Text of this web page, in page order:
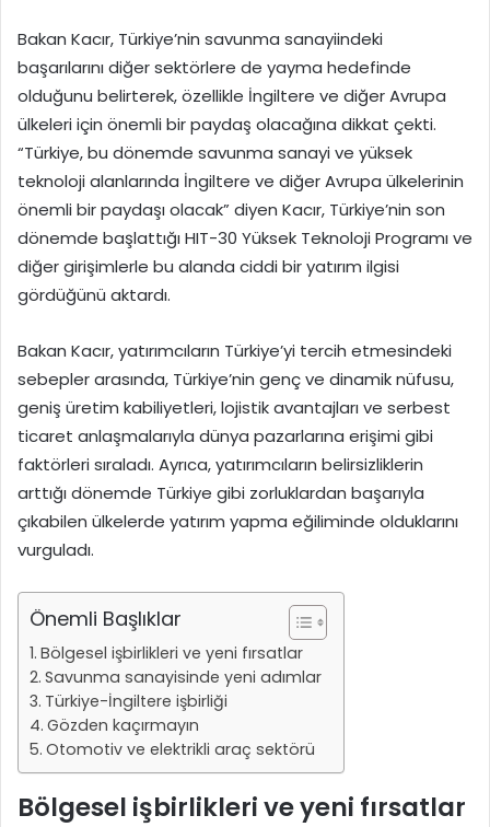
Bakan Kacır, Türkiye’nin savunma sanayiindeki
başarılarını diğer sektörlere de yayma hedefinde
olduğunu belirterek, özellikle İngiltere ve diğer Avrupa
ülkeleri için önemli bir paydaş olacağına dikkat çekti.
“Türkiye, bu dönemde savunma sanayi ve yüksek
teknoloji alanlarında İngiltere ve diğer Avrupa ülkelerinin
önemli bir paydaşı olacak” diyen Kacır, Türkiye’nin son
dönemde başlattığı HIT-30 Yüksek Teknoloji Programı ve
diğer girişimlerle bu alanda ciddi bir yatırım ilgisi
gördüğünü aktardı.
Bakan Kacır, yatırımcıların Türkiye’yi tercih etmesindeki
sebepler arasında, Türkiye’nin genç ve dinamik nüfusu,
geniş üretim kabiliyetleri, lojistik avantajları ve serbest
ticaret anlaşmalarıyla dünya pazarlarına erişimi gibi
faktörleri sıraladı. Ayrıca, yatırımcıların belirsizliklerin
arttığı dönemde Türkiye gibi zorluklardan başarıyla
çıkabilen ülkelerde yatırım yapma eğiliminde olduklarını
vurguladı.
Önemli Başlıklar
Bölgesel işbirlikleri ve yeni fırsatlar
Savunma sanayisinde yeni adımlar
Türkiye-İngiltere işbirliği
Gözden kaçırmayın
Otomotiv ve elektrikli araç sektörü
Bölgesel işbirlikleri ve yeni fırsatlar